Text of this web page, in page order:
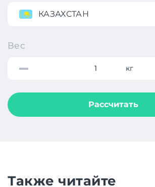
КАЗАХСТАН
Вес
кг
Рассчитать
Также читайте